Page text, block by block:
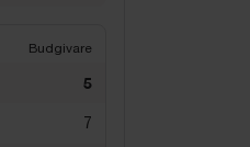
Budgivare
5
7